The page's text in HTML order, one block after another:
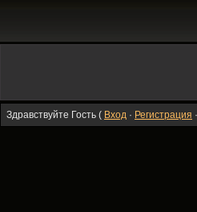
Здравствуйте Гость ( Вход · Регистрация ·